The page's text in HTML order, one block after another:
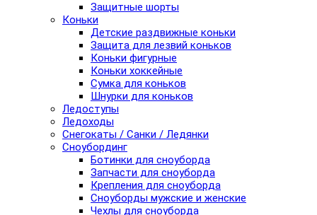
Защитные шорты
Коньки
Детские раздвижные коньки
Защита для лезвий коньков
Коньки фигурные
Коньки хоккейные
Сумка для коньков
Шнурки для коньков
Ледоступы
Ледоходы
Снегокаты / Санки / Ледянки
Сноубординг
Ботинки для сноуборда
Запчасти для сноуборда
Крепления для сноуборда
Сноуборды мужские и женские
Чехлы для сноуборда